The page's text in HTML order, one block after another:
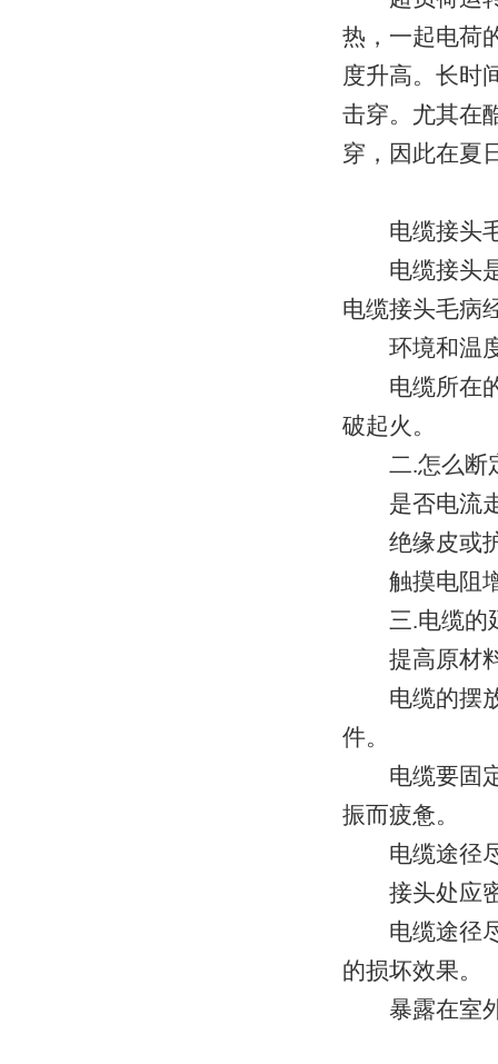
热，一起电荷
度升高。长时
击穿。尤其在
穿，因此在夏
电缆接头
电缆接头是
电缆接头毛病
环境和温
电缆所在的
破起火。
二.怎么断
是否电流走
绝缘皮或护
触摸电阻增
三.电缆的
提高原材料
电缆的摆放
件。
电缆要固定
振而疲惫。
电缆途径尽
接头处应密
电缆途径尽
的损坏效果。
暴露在室外